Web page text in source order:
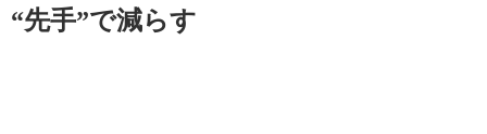
“先手”で減らす